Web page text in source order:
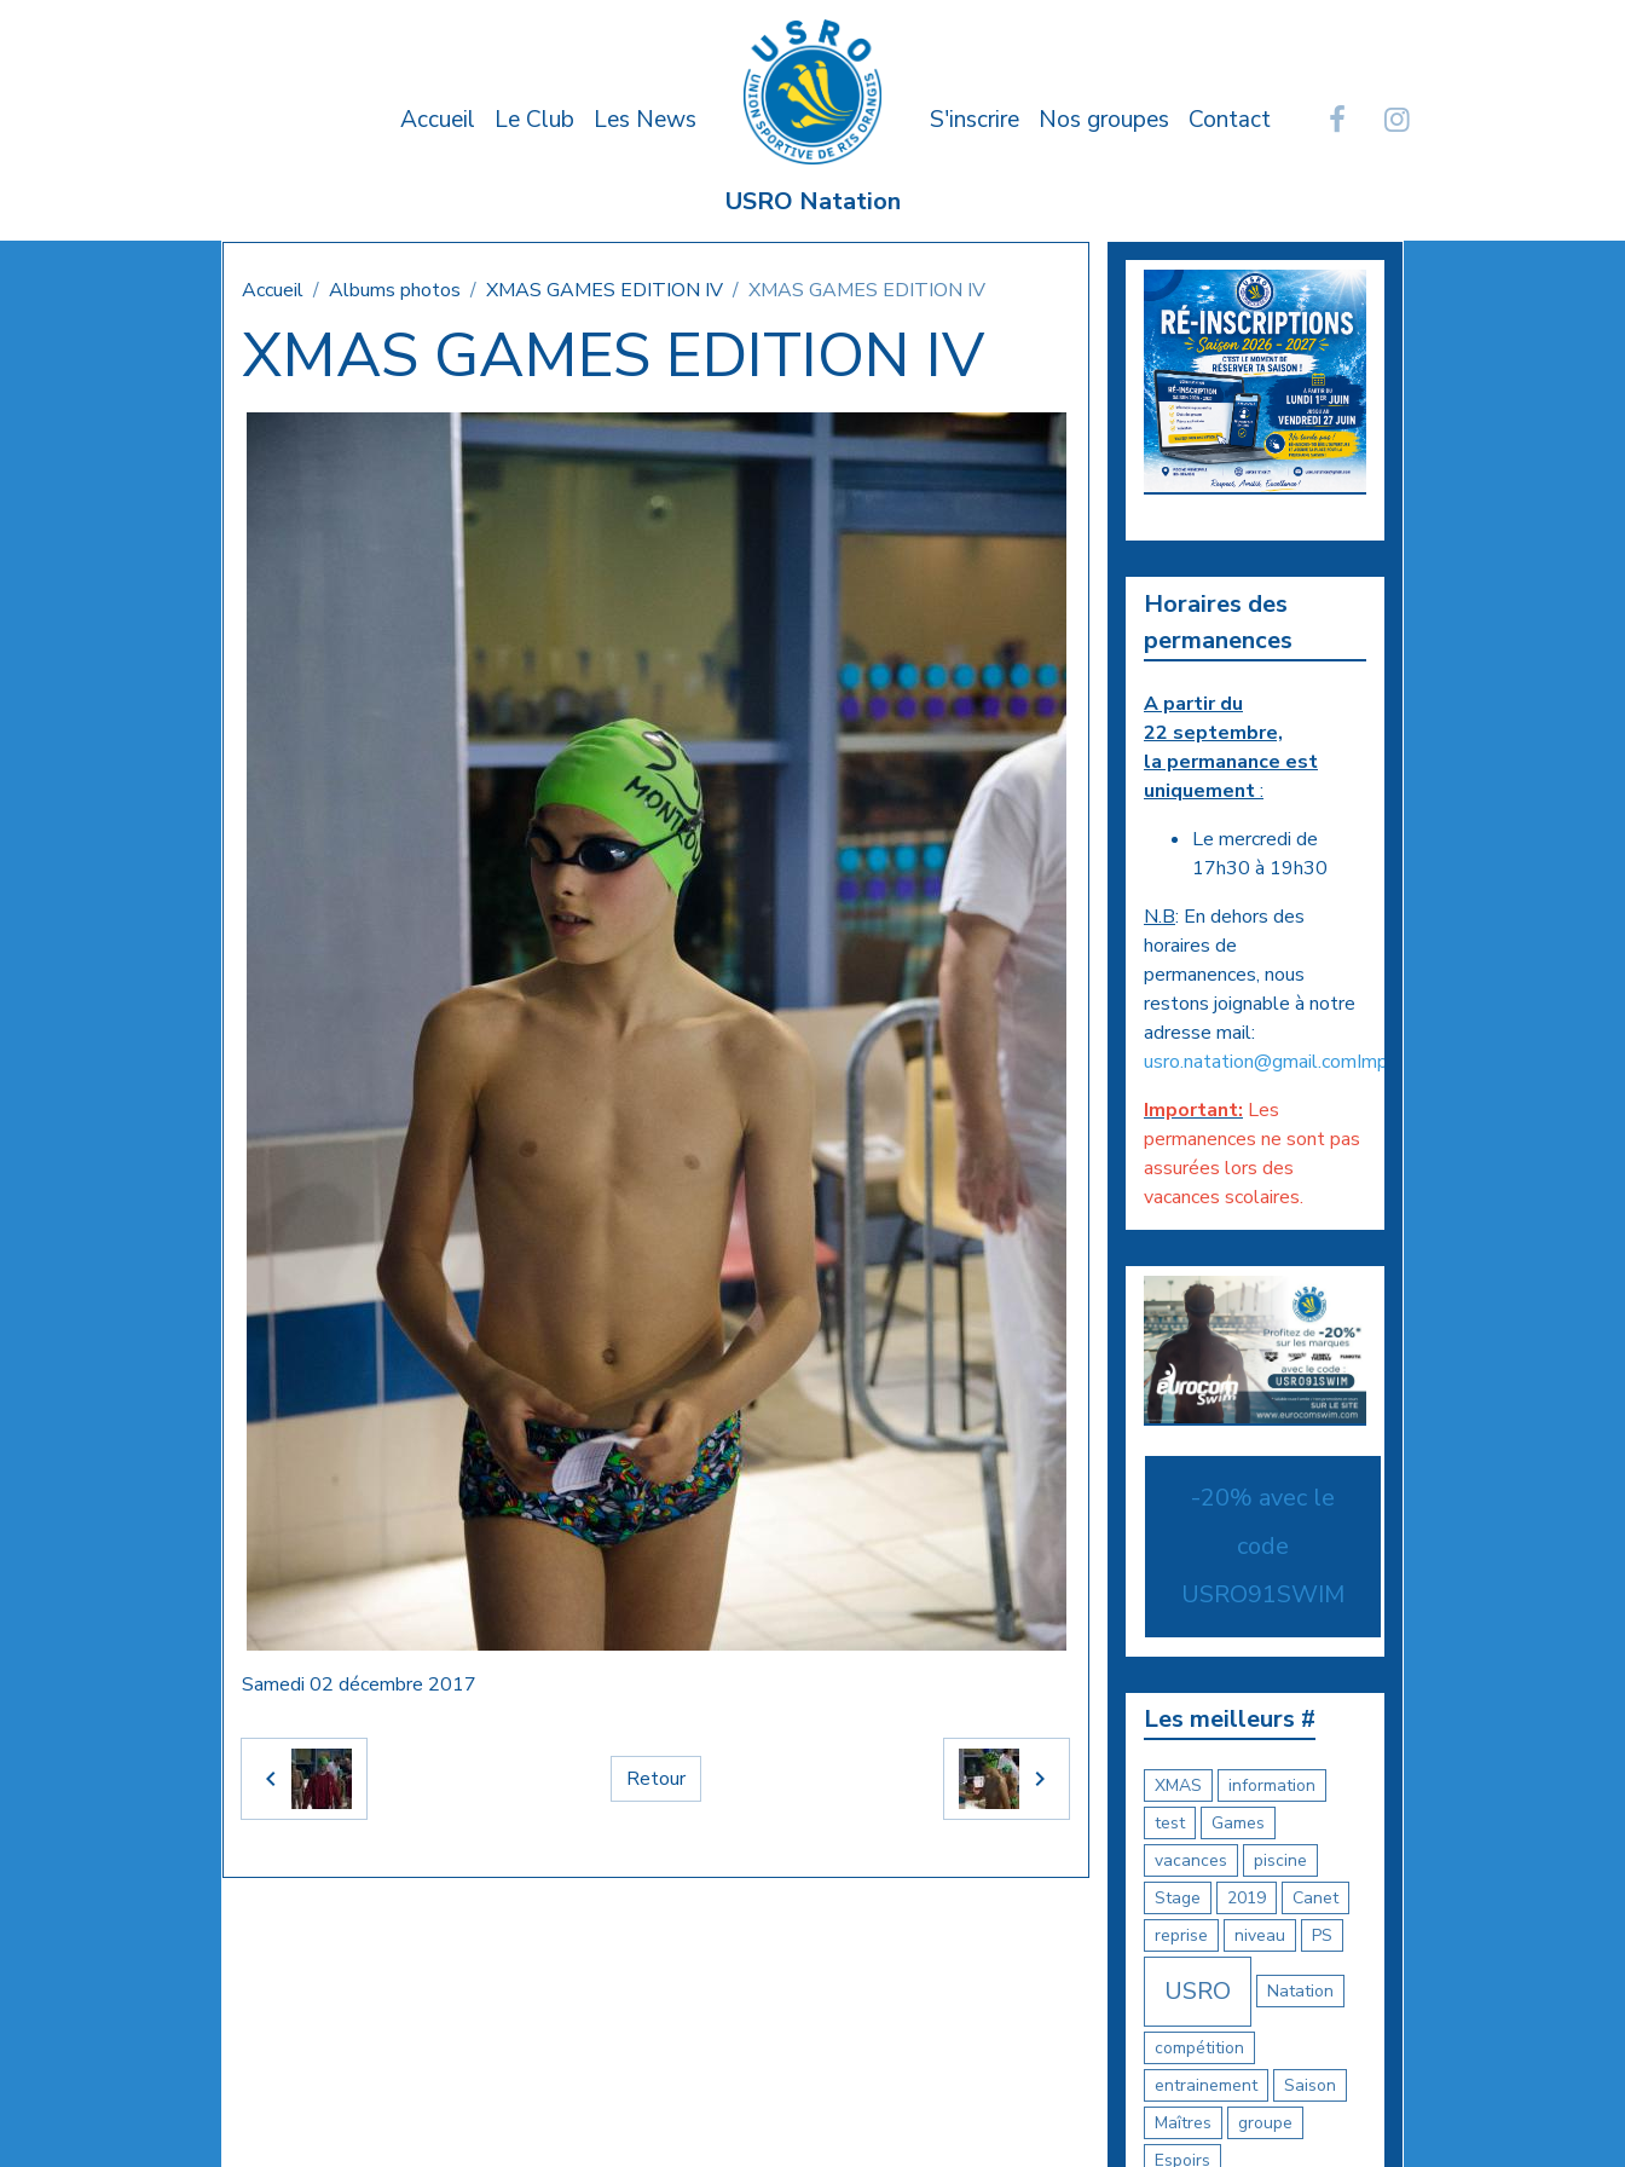
Accueil Le Club Les News
USRO Natation
S'inscrire Nos groupes Contact
Accueil Albums photos XMAS GAMES EDITION IV XMAS GAMES EDITION IV
XMAS GAMES EDITION IV
Samedi 02 décembre 2017
Retour
Horaires des
permanences
A partir du
22 septembre,
la permanance est
uniquement:
Le mercredi de
17h30 à 19h30
N.B: En dehors des
horaires de
permanences, nous
restons joignable à notre
adresse mail:
usro.natation@gmail.comImportant
Important: Les
permanences ne sont pas
assurées lors des
vacances scolaires.
-20% avec le
code
USRO91SWIM
Les meilleurs #
XMAS
information
test
Games
vacances
piscine
Stage
2019
Canet
reprise
niveau PS
USRO Natation
compétition
entrainement
Saison
Maîtres
groupe
Espoirs